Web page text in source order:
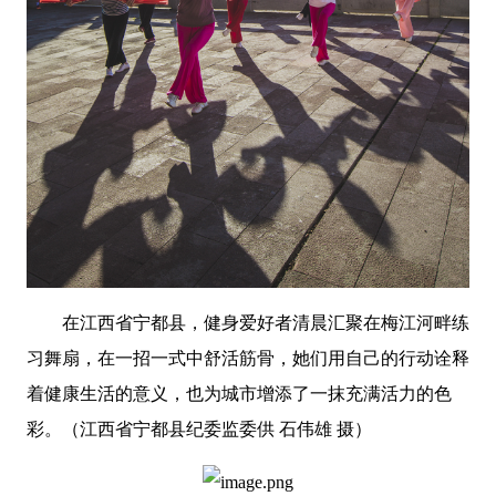
在江西省宁都县，健身爱好者清晨汇聚在梅江河畔练
习舞扇，在一招一式中舒活筋骨，她们用自己的行动诠释
着健康生活的意义，也为城市增添了一抹充满活力的色
彩。（江西省宁都县纪委监委供 石伟雄 摄）